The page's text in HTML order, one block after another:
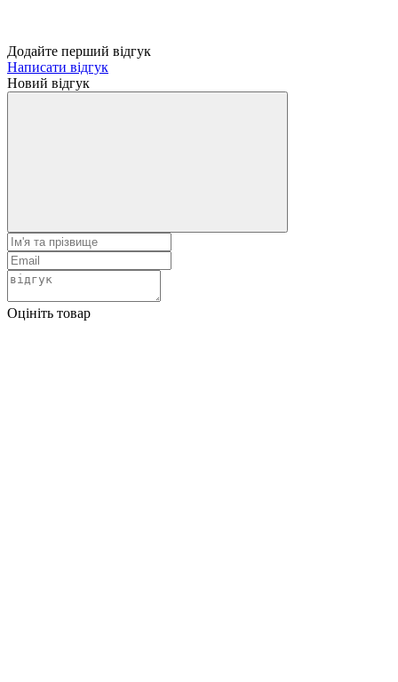
Додайте перший відгук
Написати відгук
Новий відгук
Оцініть товар